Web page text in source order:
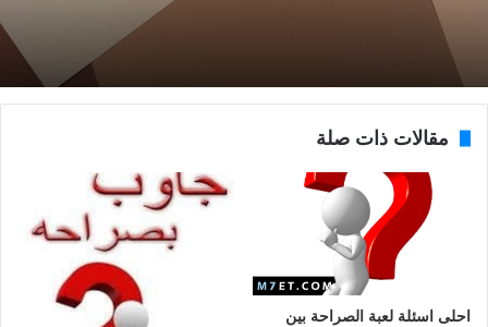
مقالات ذات صلة
احلى اسئلة لعبة الصراحة بين